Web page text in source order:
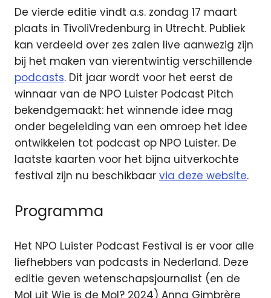
De vierde editie vindt a.s. zondag 17 maart
plaats in TivoliVredenburg in Utrecht. Publiek
kan verdeeld over zes zalen live aanwezig zijn
bij het maken van vierentwintig verschillende
podcasts. Dit jaar wordt voor het eerst de
winnaar van de NPO Luister Podcast Pitch
bekendgemaakt: het winnende idee mag
onder begeleiding van een omroep het idee
ontwikkelen tot podcast op NPO Luister. De
laatste kaarten voor het bijna uitverkochte
festival zijn nu beschikbaar via deze website.
Programma
Het NPO Luister Podcast Festival is er voor alle
liefhebbers van podcasts in Nederland. Deze
editie geven wetenschapsjournalist (en de